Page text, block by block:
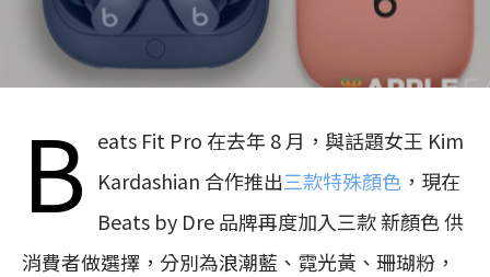
B eats Fit Pro 在去年 8 月，與話題女王 Kim
Kardashian 合作推出三款特殊顏色 ，現在
Beats by Dre 品牌再度加入三款 新顏色 供
消費者做選擇，分別為浪潮藍、霓光黃、珊瑚粉，